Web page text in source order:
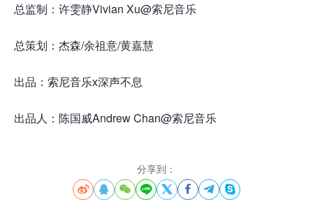
总监制：许雯静Vivian Xu@索尼音乐
总策划：杰森/余祖意/黄嘉慧
出品：索尼音乐x深声不息
出品人：陈国威Andrew Chan@索尼音乐
分享到：
       